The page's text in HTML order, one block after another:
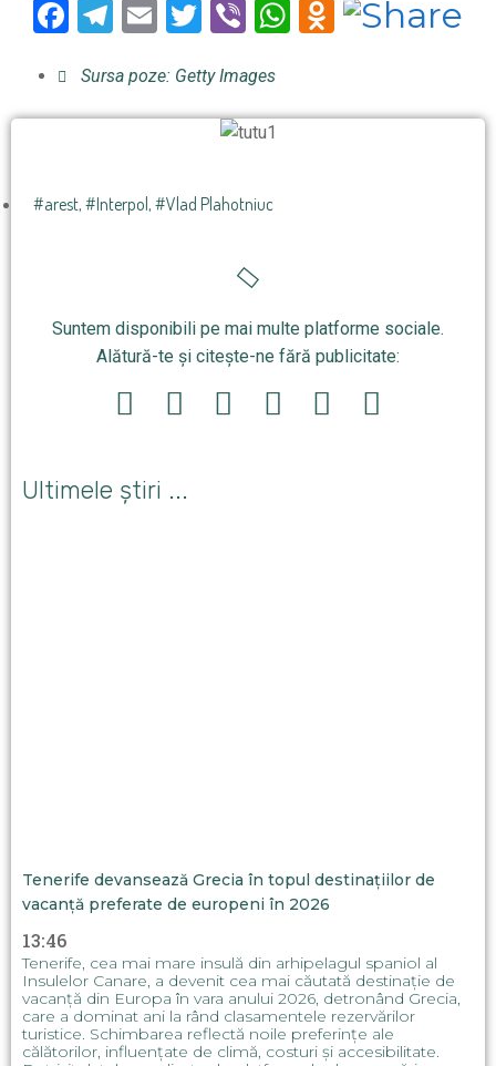
Facebook
Telegram
EmailTwitter
ViberWhatsApp
Sursa poze: Getty Images
#arest, #Interpol , #Vlad Plahotniuc
Suntem disponibili pe mai multe platforme sociale.
Alătură-te și citește-ne fără publicitate:
Ultimele știri ...
Tenerife devansează Grecia în topul destinațiilor de
vacanță preferate de europeni în 2026
13:46
Tenerife, cea mai mare insulă din arhipelagul spaniol al
Insulelor Canare, a devenit cea mai căutată destinație de
vacanță din Europa în vara anului 2026, detronând Grecia,
care a dominat ani la rând clasamentele rezervărilor
turistice. Schimbarea reflectă noile preferințe ale
călătorilor, influențate de climă, costuri și accesibilitate.